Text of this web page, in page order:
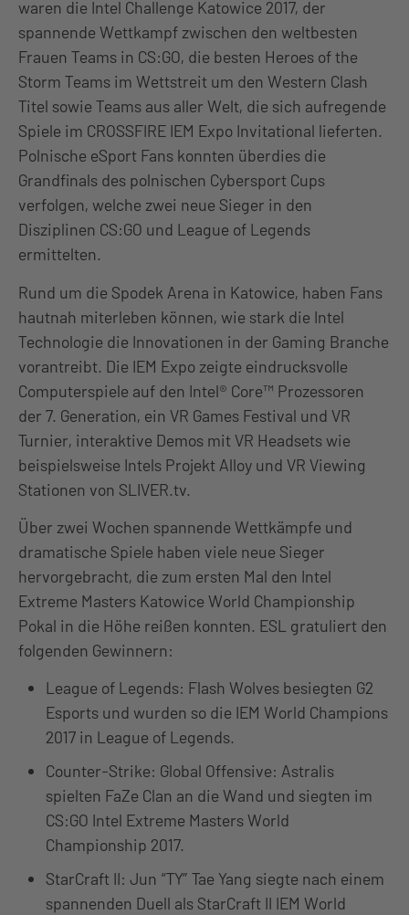
waren die Intel Challenge Katowice 2017, der
spannende Wettkampf zwischen den weltbesten
Frauen Teams in CS:GO, die besten Heroes of the
Storm Teams im Wettstreit um den Western Clash
Titel sowie Teams aus aller Welt, die sich aufregende
Spiele im CROSSFIRE IEM Expo Invitational lieferten.
Polnische eSport Fans konnten überdies die
Grandfinals des polnischen Cybersport Cups
verfolgen, welche zwei neue Sieger in den
Disziplinen CS:GO und League of Legends
ermittelten.
Rund um die Spodek Arena in Katowice, haben Fans
hautnah miterleben können, wie stark die Intel
Technologie die Innovationen in der Gaming Branche
vorantreibt. Die IEM Expo zeigte eindrucksvolle
Computerspiele auf den Intel® Core™ Prozessoren
der 7. Generation, ein VR Games Festival und VR
Turnier, interaktive Demos mit VR Headsets wie
beispielsweise Intels Projekt Alloy und VR Viewing
Stationen von SLIVER.tv.
Über zwei Wochen spannende Wettkämpfe und
dramatische Spiele haben viele neue Sieger
hervorgebracht, die zum ersten Mal den Intel
Extreme Masters Katowice World Championship
Pokal in die Höhe reißen konnten. ESL gratuliert den
folgenden Gewinnern:
League of Legends: Flash Wolves besiegten G2
Esports und wurden so die IEM World Champions
2017 in League of Legends.
Counter-Strike: Global Offensive: Astralis
spielten FaZe Clan an die Wand und siegten im
CS:GO Intel Extreme Masters World
Championship 2017.
StarCraft II: Jun “TY” Tae Yang siegte nach einem
spannenden Duell als StarCraft II IEM World